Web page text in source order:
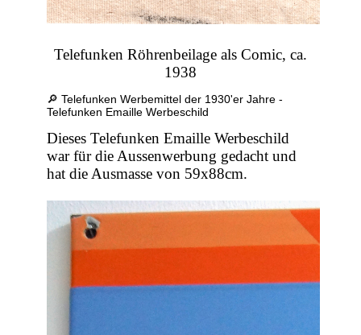
Telefunken Röhrenbeilage als Comic, ca.
1938
🔎 Telefunken Werbemittel der 1930'er Jahre -
Telefunken Emaille Werbeschild
Dieses Telefunken Emaille Werbeschild
war für die Aussenwerbung gedacht und
hat die Ausmasse von 59x88cm.